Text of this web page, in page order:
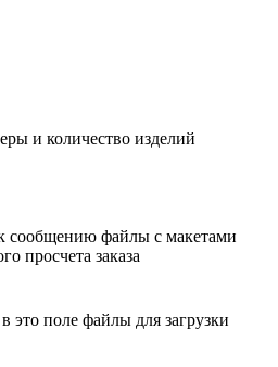
и количество изделий
сообщению файлы с макетами
просчета заказа
это поле файлы для загрузки